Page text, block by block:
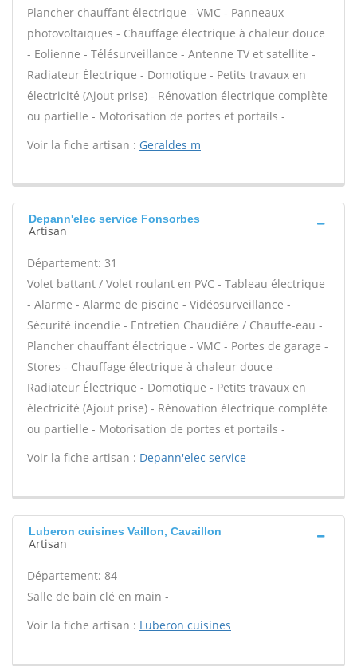
Plancher chauffant électrique - VMC - Panneaux
photovoltaïques - Chauffage électrique à chaleur douce
- Eolienne - Télésurveillance - Antenne TV et satellite -
Radiateur Électrique - Domotique - Petits travaux en
électricité (Ajout prise) - Rénovation électrique complète
ou partielle - Motorisation de portes et portails -
Voir la fiche artisan : Geraldes m
Depann'elec service Fonsorbes
Artisan
Département: 31
Volet battant / Volet roulant en PVC - Tableau électrique
- Alarme - Alarme de piscine - Vidéosurveillance -
Sécurité incendie - Entretien Chaudière / Chauffe-eau -
Plancher chauffant électrique - VMC - Portes de garage -
Stores - Chauffage électrique à chaleur douce -
Radiateur Électrique - Domotique - Petits travaux en
électricité (Ajout prise) - Rénovation électrique complète
ou partielle - Motorisation de portes et portails -
Voir la fiche artisan : Depann'elec service
Luberon cuisines Vaillon, Cavaillon
Artisan
Département: 84
Salle de bain clé en main -
Voir la fiche artisan : Luberon cuisines